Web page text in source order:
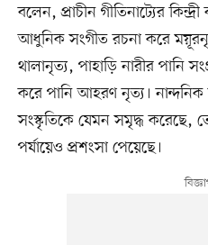
বলেন, প্রাচীন গীতিনাট্যের
আধুনিক সংগীত রচনা করে
থালানৃত্য, পাহাড়ি নারীর পানি
করে পানি আহরণ নৃত্য। নান্দনিক
সংস্কৃতিকে যেমন সমৃদ্ধ করেছে,
পর্যায়েও প্রশংসা পেয়েছে।